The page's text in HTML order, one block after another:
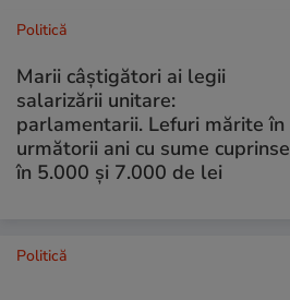
Politică
Marii câștigători ai legii
salarizării unitare:
parlamentarii. Lefuri mărite în
următorii ani cu sume cuprinse
în 5.000 și 7.000 de lei
Politică